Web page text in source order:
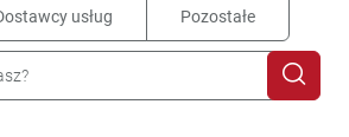
usług Pozostałe